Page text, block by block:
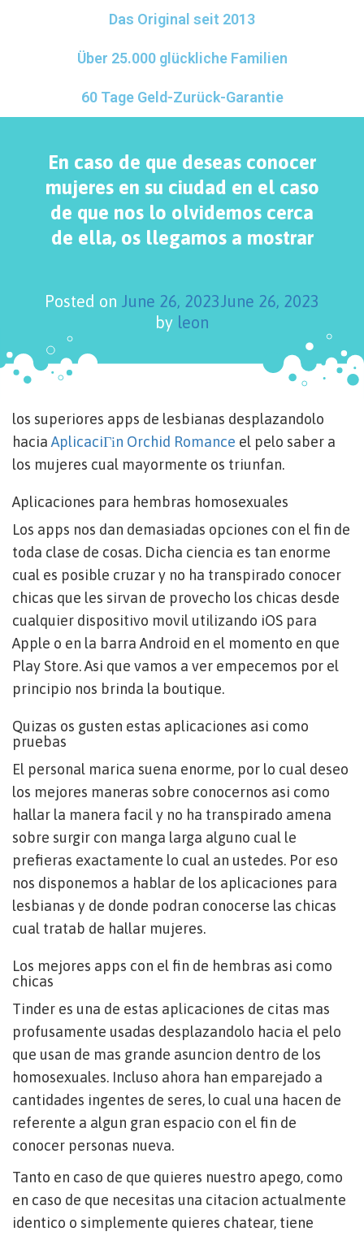
Das Original seit 2013
Über 25.000 glückliche Familien
60 Tage Geld-Zurück-Garantie
En caso de que deseas conocer
mujeres en su ciudad en el caso
de que nos lo olvidemos cerca
de ella, os llegamos a mostrar
Posted on June 26, 2023June 26, 2023
by leon
los superiores apps de lesbianas desplazandolo
hacia AplicaciГіn Orchid Romance el pelo saber a
los mujeres cual mayormente os triunfan.
Aplicaciones para hembras homosexuales
Los apps nos dan demasiadas opciones con el fin de
toda clase de cosas. Dicha ciencia es tan enorme
cual es posible cruzar y no ha transpirado conocer
chicas que les sirvan de provecho los chicas desde
cualquier dispositivo movil utilizando iOS para
Apple o en la barra Android en el momento en que
Play Store. Asi que vamos a ver empecemos por el
principio nos brinda la boutique.
Quizas os gusten estas aplicaciones asi­ como
pruebas
El personal marica suena enorme, por lo cual deseo
los mejores maneras sobre conocernos asi­ como
hallar la manera facil y no ha transpirado amena
sobre surgir con manga larga alguno cual le
prefieras exactamente lo cual an ustedes. Por eso
nos disponemos a hablar de los aplicaciones para
lesbianas y de donde podran conocerse las chicas
cual tratab de hallar mujeres.
Los mejores apps con el fin de hembras asi­ como
chicas
Tinder es una de estas aplicaciones de citas mas
profusamente usadas desplazandolo hacia el pelo
que usan de mas grande asuncion dentro de los
homosexuales. Incluso ahora han emparejado a
cantidades ingentes de seres, lo cual una hacen de
referente a algun gran espacio con el fin de
conocer personas nueva.
Tanto en caso de que quieres nuestro apego, como
en caso de que necesitas una citacion actualmente
identico o simplemente quieres chatear, tiene